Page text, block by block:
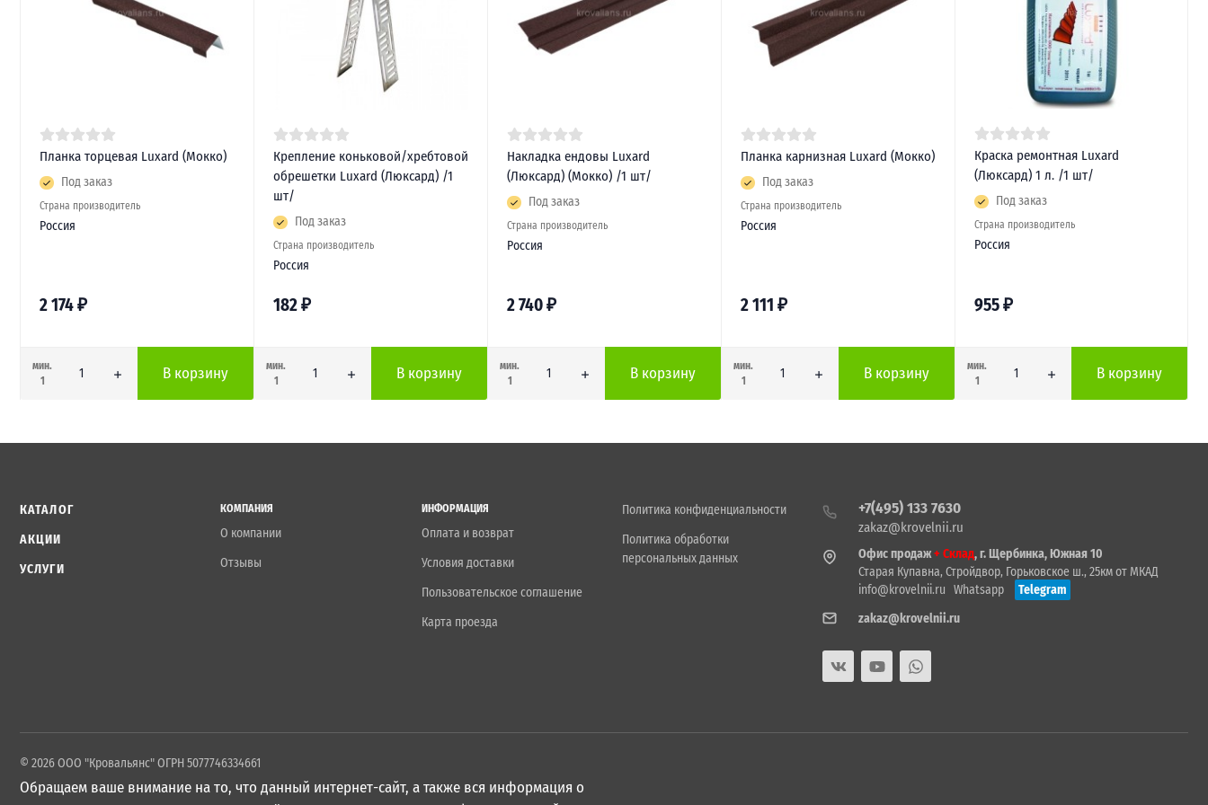
Планка торцевая Luxard (Мокко)
Под заказ
Страна производитель
Россия
2 174₽
мин.
1
В корзину
Крепление коньковой/хребтовой
обрешетки Luxard (Люксард) /1
шт/
Под заказ
Страна производитель
Россия
182₽
мин.
1
В корзину
Накладка ендовы Luxard
(Люксард) (Мокко) /1 шт/
Под заказ
Страна производитель
Россия
2 740₽
мин.
1
В корзину
Планка карнизная Luxard (Мокко)
Под заказ
Страна производитель
Россия
2 111 ₽
мин.
1
В корзину
Краска ремонтная Luxard
(Люксард) 1 л. /1 шт/
Под заказ
Страна производитель
Россия
955₽
мин.
1
В корзину
КАТАЛОГ
АКЦИИ
УСЛУГИ
КОМПАНИЯ
О компании
Отзывы
ИНФОРМАЦИЯ
Оплата и возврат
Условия доставки
Пользовательское соглашение
Карта проезда
Политика конфиденциальности
Политика обработки
персональных данных
+7(495) 133 7630
zakaz@krovelnii.ru
Офис продаж+ Склад, г. Щербинка, Южная 10
Старая Купавна, Стройдвор, Горьковское ш., 25км от МКАД
info@krovelnii.ru
Whatsapp
Telegram
zakaz@krovelnii.ru
© 2026 ООО "Кровальянс" ОГРН 5077746334661
Обращаем ваше внимание на то, что данный интернет-сайт, а также вся информация о